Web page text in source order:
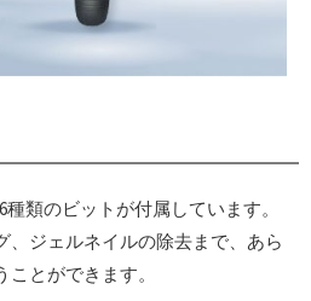
類のビットが付属しています。
、ジェルネイルの除去まで、あら
とができます。